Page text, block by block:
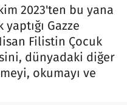
2023'ten bu yana
Gazze
Filistin Çocuk
dünyadaki diğer
okumayı ve